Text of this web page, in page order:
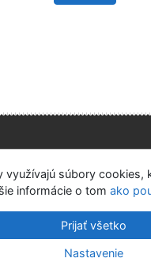
Prístupnosť
Súkromie
Napíšte nám
Bratislava
v.4.8.63a-
využívajú súbory cookies,
informácie o tom ako
Prijať všetko
Nastavenie